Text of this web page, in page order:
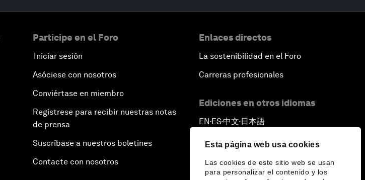
Esta página web usa cookies
Las cookies de este sitio web se usan
para personalizar el contenido y los
Participe en el Foro
Iniciar sesión
Asóciese con nosotros
Conviértase en miembro
Regístrese para recibir nuestras notas
de prensa
Suscríbase a nuestros boletines
Contacte con nosotros
Enlaces directos
La sostenibilidad en el Foro
Carreras profesionales
Ediciones en otros idiomas
EN ▪ES▪中文▪ 日本語